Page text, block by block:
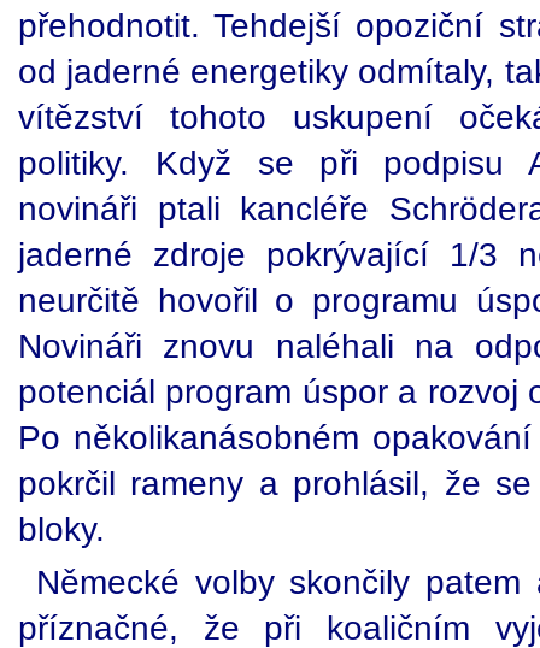
přehodnotit. Tehdejší opoziční
od jaderné energetiky odmítaly,
vítězství tohoto uskupení
politiky. Když se při podpisu
novináři ptali kancléře
jaderné zdroje pokrývající 1/3
neurčitě hovořil o programu
Novináři znovu naléhali na
potenciál program úspor a rozvoj
Po několikanásobném
pokrčil rameny a prohlásil, že
bloky.
Německé volby skončily
příznačné, že při koaličním